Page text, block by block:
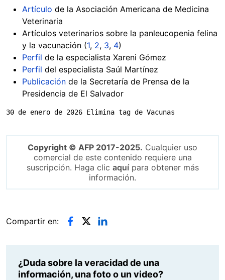
Artículo de la Asociación Americana de Medicina
Veterinaria
Artículos veterinarios sobre la panleucopenia felina
y la vacunación (1, 2, 3, 4)
Perfil de la especialista Xareni Gómez
Perfil del especialista Saúl Martínez
Publicación de la Secretaría de Prensa de la
Presidencia de El Salvador
30 de enero de 2026 Elimina tag de Vacunas
Copyright © AFP 2017-2025. Cualquier uso
comercial de este contenido requiere una
suscripción. Haga clic aquípara obtener más
información.
Compartir en:
¿Duda sobre la veracidad de una
información, una foto o un video?